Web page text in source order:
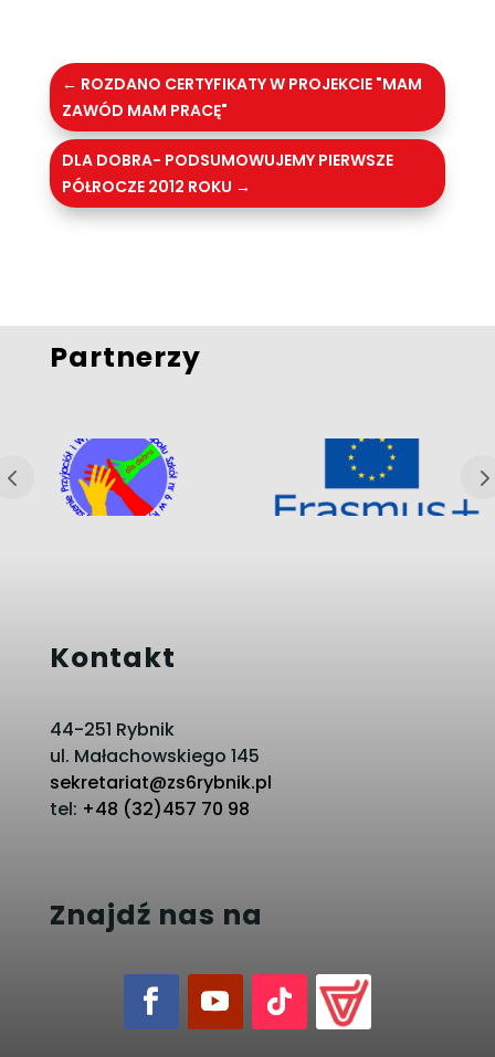
← ROZDANO CERTYFIKATY W PROJEKCIE "MAM
ZAWÓD MAM PRACĘ"
DLA DOBRA- PODSUMOWUJEMY PIERWSZE
PÓŁROCZE 2012 ROKU →
Partnerzy
Kontakt
44-251 Rybnik
ul. Małachowskiego 145
sekretariat@zs6rybnik.pl
tel: +48 (32)457 70 98
Znajdź nas na